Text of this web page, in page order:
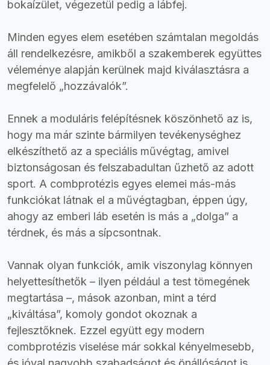
bokaízület, végezetül pedig a lábfej.
Minden egyes elem esetében számtalan megoldás
áll rendelkezésre, amikből a szakemberek együttes
véleménye alapján kerülnek majd kiválasztásra a
megfelelő „hozzávalók”.
Ennek a moduláris felépítésnek köszönhető az is,
hogy ma már szinte bármilyen tevékenységhez
elkészíthető az a speciális művégtag, amivel
biztonságosan és felszabadultan űzhető az adott
sport. A combprotézis egyes elemei más-más
funkciókat látnak el a művégtagban, éppen úgy,
ahogy az emberi láb esetén is más a „dolga” a
térdnek, és más a sípcsontnak.
Vannak olyan funkciók, amik viszonylag könnyen
helyettesíthetők – ilyen például a test tömegének
megtartása –, mások azonban, mint a térd
„kiváltása”, komoly gondot okoznak a
fejlesztőknek. Ezzel együtt egy modern
combprotézis viselése már sokkal kényelmesebb,